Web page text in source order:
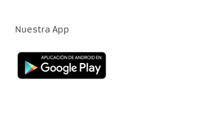
Nuestra App